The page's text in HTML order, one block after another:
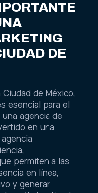
DE
de México,
esencial para el
agencia de
en una
permiten a las
en línea,
y generar